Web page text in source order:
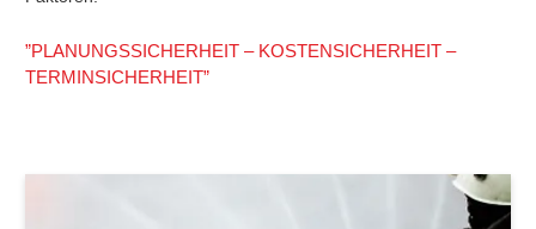
”PLANUNGSSICHERHEIT – KOSTENSICHERHEIT –
TERMINSICHERHEIT”